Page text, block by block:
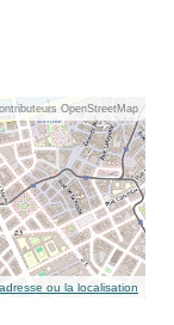
OpenStreetMap
ou la localisation